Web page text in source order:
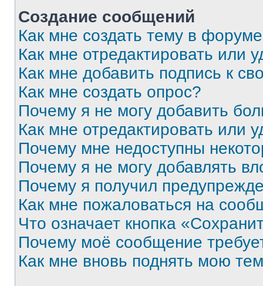
Создание сообщений
Как мне создать тему в
Как мне отредактировать или
Как мне добавить подпись к
Как мне создать опрос?
Почему я не могу добавить
Как мне отредактировать или
Почему мне недоступны
Почему я не могу добавлять
Почему я получил
Как мне пожаловаться на
Что означает кнопка
Почему моё сообщение
Как мне вновь поднять мою